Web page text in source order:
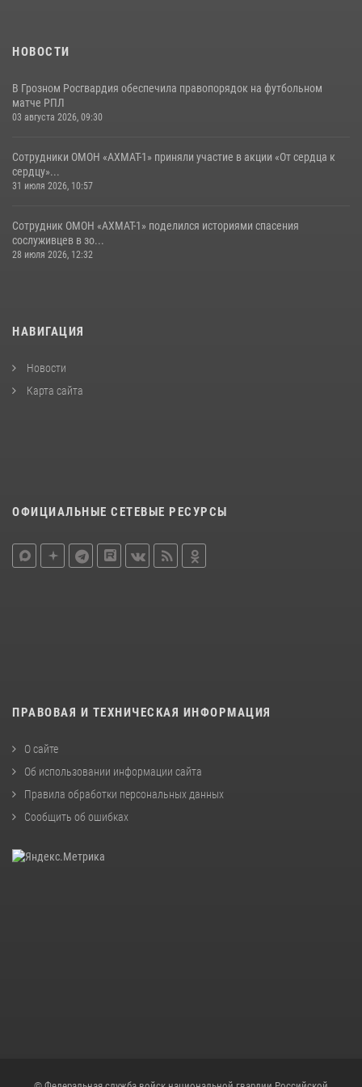
НОВОСТИ
В Грозном Росгвардия обеспечила правопорядок на футбольном
матче РПЛ
03 августа 2026, 09:30
Сотрудники ОМОН «АХМАТ-1» приняли участие в акции «От сердца к
сердцу»...
31 июля 2026, 10:57
Сотрудник ОМОН «АХМАТ-1» поделился историями спасения
сослуживцев в зо...
28 июля 2026, 12:32
НАВИГАЦИЯ
Новости
Карта сайта
ОФИЦИАЛЬНЫЕ СЕТЕВЫЕ РЕСУРСЫ
ПРАВОВАЯ И ТЕХНИЧЕСКАЯ ИНФОРМАЦИЯ
О сайте
Об использовании информации сайта
Правила обработки персональных данных
Сообщить об ошибках